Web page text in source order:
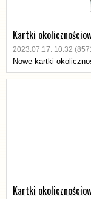
Kartki
2023.07.17. 10:32
Nowe kartki
Kartki